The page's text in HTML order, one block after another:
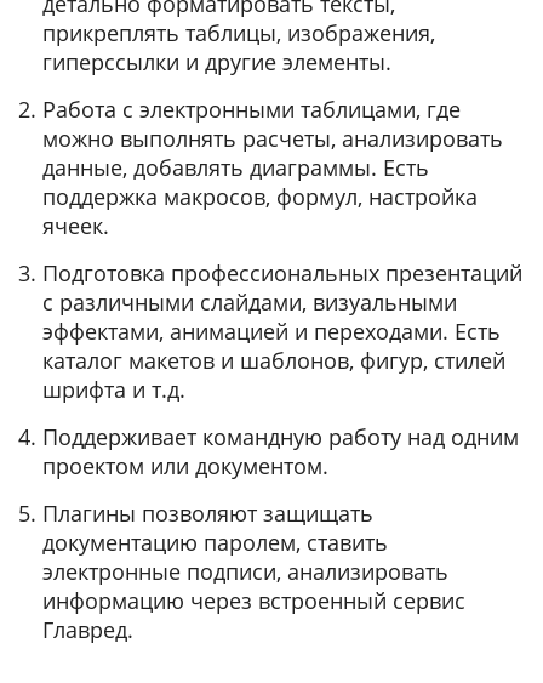
прикреплять таблицы, изображения,
гиперссылки и другие элементы.
Работа с электронными таблицами, где
можно выполнять расчеты, анализировать
данные, добавлять диаграммы. Есть
поддержка макросов, формул, настройка
ячеек.
Подготовка профессиональных презентаций
с различными слайдами, визуальными
эффектами, анимацией и переходами. Есть
каталог макетов и шаблонов, фигур, стилей
шрифта и т.д.
Поддерживает командную работу над одним
проектом или документом.
Плагины позволяют защищать
документацию паролем, ставить
электронные подписи, анализировать
информацию через встроенный сервис
Главред.